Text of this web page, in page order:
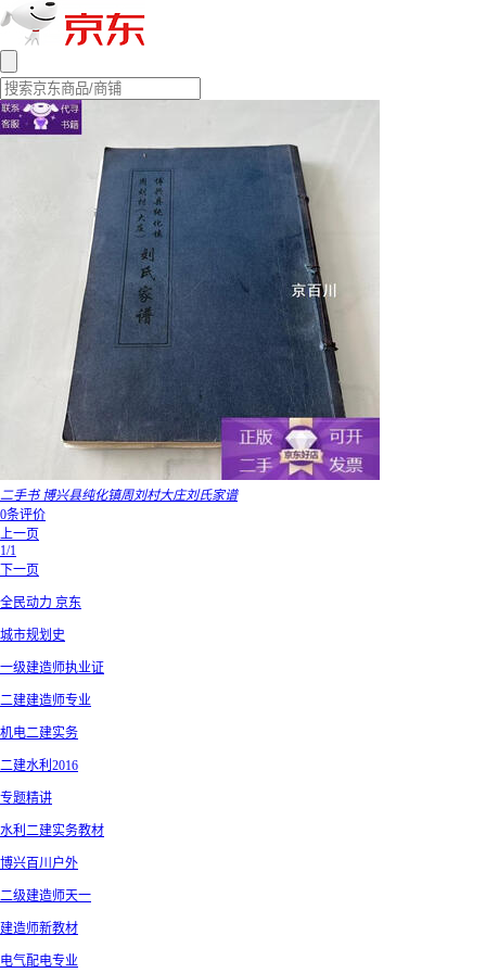
二手书 博兴县纯化镇周刘村大庄刘氏家谱
0条评价
上一页
1/1
下一页
全民动力 京东
城市规划史
一级建造师执业证
二建建造师专业
机电二建实务
二建水利2016
专题精讲
水利二建实务教材
博兴百川户外
二级建造师天一
建造师新教材
电气配电专业